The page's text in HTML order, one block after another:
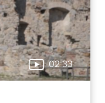
02:33